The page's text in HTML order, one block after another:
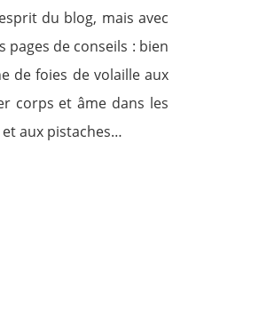
du blog, mais avec
de conseils : bien
de foies de volaille aux
corps et âme dans les
aux pistaches…